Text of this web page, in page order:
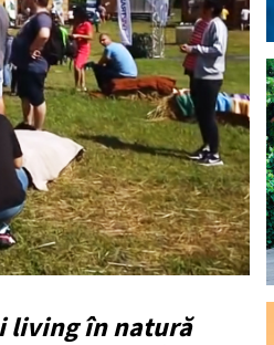
living în natură